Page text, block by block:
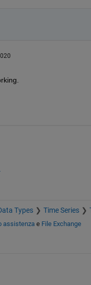
Types Time Series
assistenzae File Exchange